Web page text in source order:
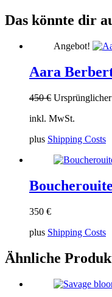
Das könnte dir
Angebot!
Aara
450€
inkl. MwSt.
plus Shipping Costs
350 €
plus Shipping Costs
Ähnliche